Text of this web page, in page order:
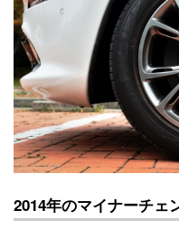
2014年のマイナーチェ